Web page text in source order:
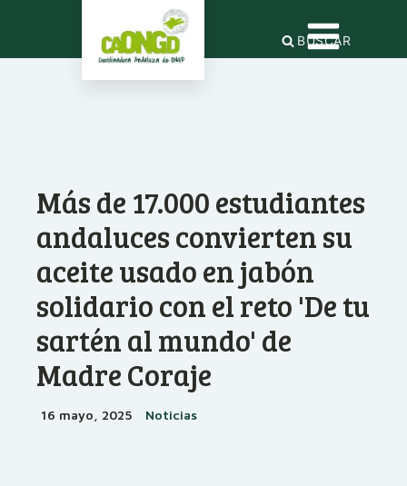
BUSCAR
Más de 17.000 estudiantes
andaluces convierten su
aceite usado en jabón
solidario con el reto 'De tu
sartén al mundo' de
Madre Coraje
16 mayo, 2025 Noticias